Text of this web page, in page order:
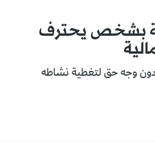
بشخص يحترف
دون وجه حق لتغطية نشاطه